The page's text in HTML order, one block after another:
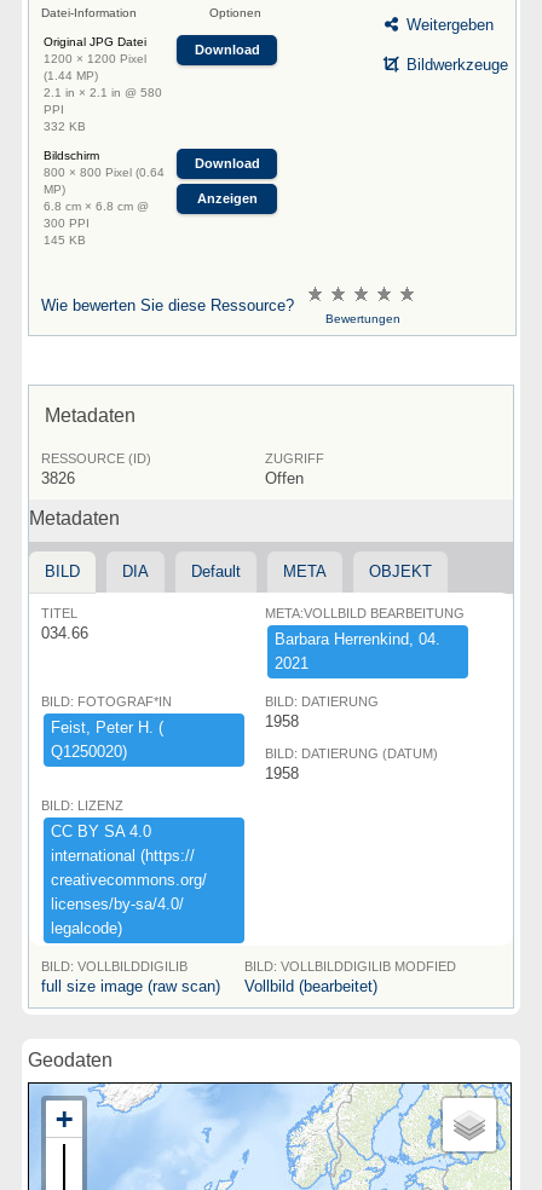
Datei-Information Optionen
Original JPG Datei
1200 × 1200 Pixel
(1.44 MP)
2.1 in × 2.1 in @ 580
PPI
332 KB
Download
Bildschirm
800 × 800 Pixel (0.64
MP)
6.8 cm × 6.8 cm @
300 PPI
145 KB
Download
Anzeigen
Weitergeben
Bildwerkzeuge
Wie bewerten Sie diese Ressource?
Bewertungen
Metadaten
RESSOURCE (ID)
3826
ZUGRIFF
Offen
Metadaten
BILD DIA Default META OBJEKT
TITEL
034.66
META:VOLLBILD BEARBEITUNG
Barbara ​Herrenkind,​ ​04.​
2021
BILD: FOTOGRAF*IN
Feist,​ ​Peter ​H.​ ​(​
Q1250020)​
BILD: DATIERUNG
1958
BILD: DATIERUNG (DATUM)
1958
BILD: LIZENZ
CC ​BY ​SA ​4.​0 ​
international ​(​https:​/​/​
creativecommons.​org/​
licenses/​by-​sa/​4.​0/​
legalcode)​
BILD: VOLLBILDDIGILIB
full size image (raw scan)
BILD: VOLLBILDDIGILIB MODFIED
Vollbild (bearbeitet)
Geodaten